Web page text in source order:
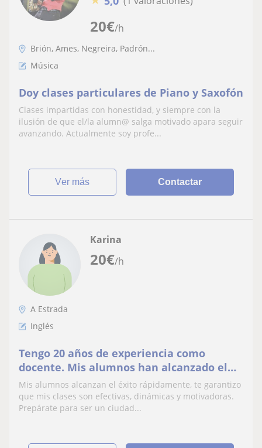
20€/h
Brión, Ames, Negreira, Padrón...
Música
Doy clases particulares de Piano y Saxofón
Clases impartidas con honestidad, y siempre con la
ilusión de que el/la alumn@ salga motivado apara seguir
avanzando. Actualmente soy profe...
ver más Contactar
20€/h
Karina
A Estrada
Inglés
Tengo 20 años de experiencia como
docente. Mis alumnos han alcanzado el
éxito con mucha facilidad
Mis alumnos alcanzan el éxito rápidamente, te garantizo
que mis clases son efectivas, dinámicas y motivadoras.
Prepárate para ser un ciudad...